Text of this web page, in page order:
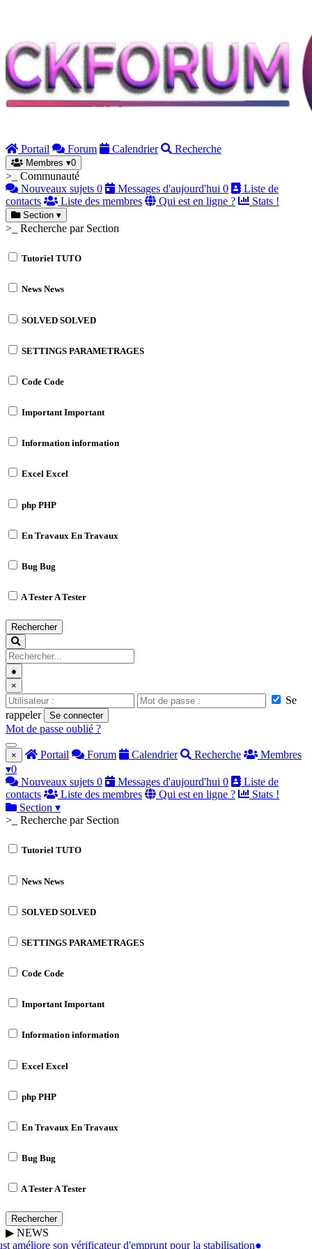
Portail Forum Calendrier Recherche
Membres ▾0
>_ Communauté
Nouveaux sujets 0 Messages d'aujourd'hui 0
Liste de
contacts
Liste des membres Qui est en ligne ? Stats !
Section ▾
>_ Recherche par Section
Tutoriel TUTO
News News
SOLVED SOLVED
SETTINGS PARAMETRAGES
Code Code
ImportantImportant
Information information
Excel Excel
php PHP
En Travaux En Travaux
Bug Bug
A TesterA Tester
Rechercher
●
×
Se
rappeler
Se connecter
Mot de passe oublié ?
× Portail Forum Calendrier Recherche
Membres
▾0
Nouveaux sujets 0 Messages d'aujourd'hui 0
Liste de
contacts
Liste des membres Qui est en ligne ?
Stats !
Section ▾
>_ Recherche par Section
Tutoriel TUTO
News News
SOLVED SOLVED
SETTINGS PARAMETRAGES
Code Code
ImportantImportant
Information information
Excel Excel
php PHP
En Travaux En Travaux
Bug Bug
A TesterA Tester
Rechercher
▶ NEWS
améliore son vérificateur d'emprunt pour la stabilisation●